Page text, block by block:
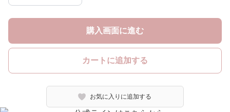
購入画面に進む
カートに追加する
お気に入りに追加する